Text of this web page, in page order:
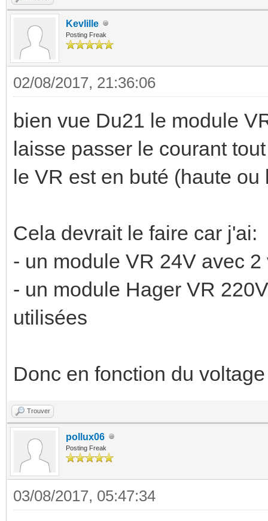
Kevlille
Posting Freak
02/08/2017, 21:36:06
bien vue Du21 le module
laisse passer le courant
le VR est en buté (haute ou
Cela devrait le faire car j'ai:
- un module VR 24V avec
- un module Hager VR
utilisées
Donc en fonction du
Trouver
pollux06
Posting Freak
03/08/2017, 05:47:34